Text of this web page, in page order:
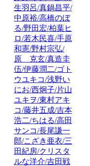
生羽呂/真鍋昌平/
中原裕/高橋のぼ
る/野田宏/柏葉ヒ
ロ/若木民喜/手原
和憲/野村宗弘/
原 克玄/真造圭
伍/伊藤潤二/ゴト
ウユキコ/浅野い
にお/西炯子/片山
ユキヲ/東村アキ
コ/藤井五成/吉本
浩二/ちはる/高田
サンコ/長尾謙一
郎/こざき亜衣/三
田紀房/クリスタ
ルな洋介/吉田戦